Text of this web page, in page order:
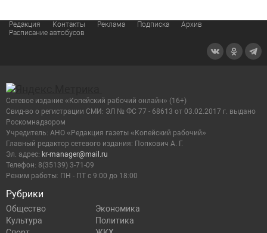
Редакция Контакты Реклама Подписка
Архив
Расписание автобусов
Рубрики
Общество
Экономика
Культура
Политика
Сетевое издание «Копейский рабочий онлайн» (16+)
Cвид-во о регистрации СМИ: ЭЛ № ФС 77 - 68613 от 03.02.2017 г. выдано
Роскомнадзором
Учредитель: АНО «Редакция газеты «Копейский рабочий»
Главный редактор сетевого издания: Попкович А. Г.
Эл. адрес: kr-manager@mail.ru
Телефон: 8(35139) 3-71-09
Режим работы: ПН - ПТ с 9:00 до 18:00